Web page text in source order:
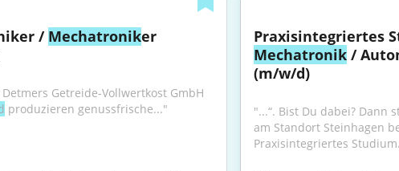
/ Mechatroniker
Getreide-Vollwertkost GmbH
produzieren genussfrische..."
Mechatronik /
(m/w/d)
"...“. Bist Du dabei? Dann
am Standort Steinhagen
Praxisintegriertes